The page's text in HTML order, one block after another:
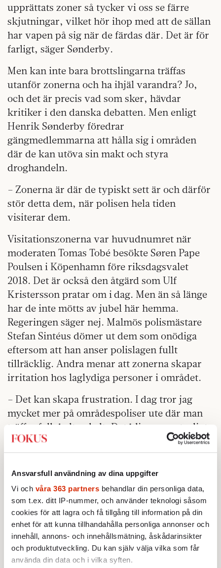
Ansvarsfull användning av dina uppgifter
Vi och våra 363 partners behandlar din personliga data,
som t.ex. ditt IP-nummer, och använder teknologi såsom
cookies för att lagra och få tillgång till information på din
enhet för att kunna tillhandahålla personliga annonser och
innehåll, annons- och innehållsmätning, åskådarinsikter
och produktutveckling. Du kan själv välja vilka som får
använda din data och i vilka syften.
upprättats zoner så tycker vi oss se färre
skjutningar, vilket hör ihop med att de sällan
har vapen på sig när de färdas där. Det är för
farligt, säger Sønderby.
Men kan inte bara brottslingarna träffas
utanför zonerna och ha ihjäl varandra? Jo,
och det är precis vad som sker, hävdar
kritiker i den danska debatten. Men enligt
Henrik Sønderby föredrar
gängmedlemmarna att hålla sig i områden
där de kan utöva sin makt och styra
droghandeln.
– Zonerna är där de typiskt sett är och därför
stör detta dem, när polisen hela tiden
visiterar dem.
Visitationszonerna var huvudnumret när
moderaten Tomas Tobé besökte Søren Pape
Poulsen i Köpenhamn före riksdagsvalet
2018. Det är också den åtgärd som Ulf
Kristersson pratar om i dag. Men än så länge
har de inte mötts av jubel här hemma.
Regeringen säger nej. Malmös polismästare
Stefan Sintéus dömer ut dem som onödiga
eftersom att han anser polislagen fullt
tillräcklig. Andra menar att zonerna skapar
irritation hos laglydiga personer i området.
– Det kan skapa frustration. I dag tror jag
mycket mer på områdespoliser ute där man
träffar folk helt enkelt. Det blir mer naturligt,
man bygger relation, och jag tror att polisen
får precis lika mycket information på det
sättet, om inte mer, säger Per-Olof Hallin,
seniorprofessor i kulturgeografi vid Malmö
universitet, som forskar på Sveriges utsatta
områden.
Søren Pape Poulsen lyfter de dubbla straffen
för gängmedlemmar som en av de mest
effektiva åtgärderna mot buset. Men möts av